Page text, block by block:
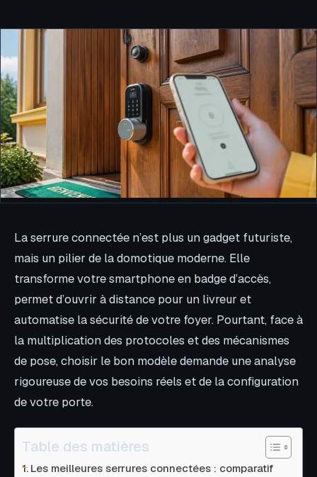
La serrure connectée n’est plus un gadget futuriste,
mais un pilier de la domotique moderne. Elle
transforme votre smartphone en badge d’accès,
permet d’ouvrir à distance pour un livreur et
automatise la sécurité de votre foyer. Pourtant, face à
la multiplication des protocoles et des mécanismes
de pose, choisir le bon modèle demande une analyse
rigoureuse de vos besoins réels et de la configuration
de votre porte.
Table des matières
Les meilleures serrures connectées : comparatif